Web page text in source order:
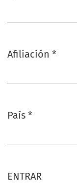
Afiliación *
País *
ENTRAR